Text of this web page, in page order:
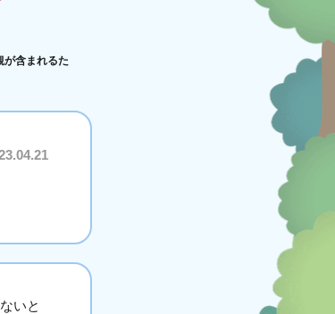
が含まれるた
いと